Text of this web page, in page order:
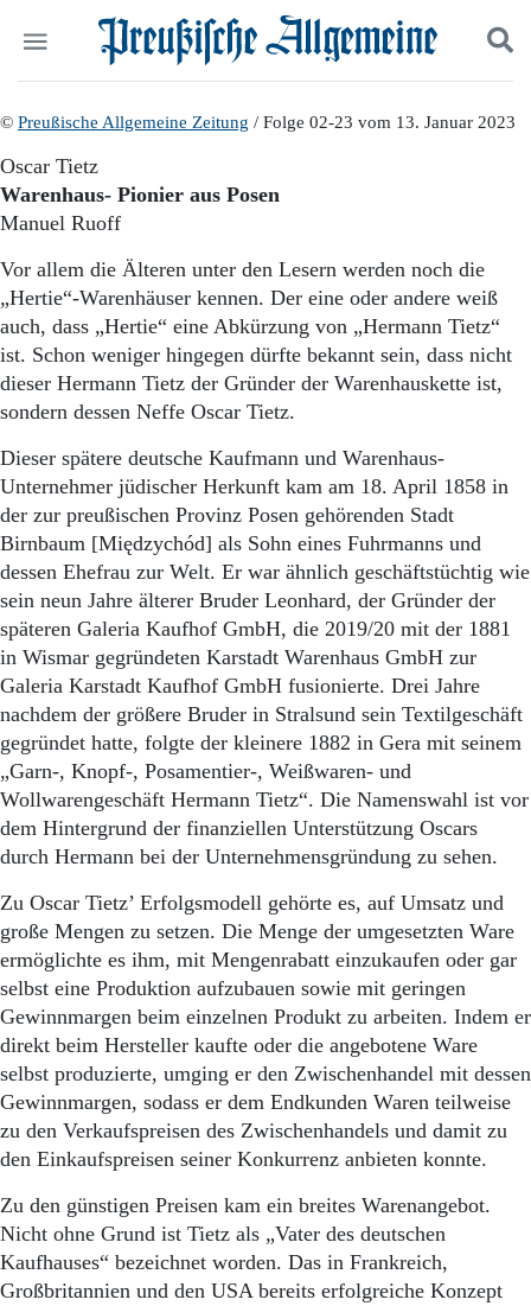
Start
Wer wir sind
Aktuelle Ausgabe
Abonnenten-Login
Abonnent werden
Abo Prämien
Archiv
Mediadaten
Politik
Panorama
Geschichte
Ostpreußen
Pommern
Berlin-Brandenburg
Schlesien
Danzig und Westpreußen
Kontakt
Impressum
Datenschutz
Suchen und finden
© Preußische Allgemeine Zeitung / Folge 02-23 vom 13. Januar 2023
Oscar Tietz
Warenhaus- Pionier aus Posen
Manuel Ruoff
Vor allem die Älteren unter den Lesern werden noch die
„Hertie“-Warenhäuser kennen. Der eine oder andere weiß
auch, dass „Hertie“ eine Abkürzung von „Hermann Tietz“
ist. Schon weniger hingegen dürfte bekannt sein, dass nicht
dieser Hermann Tietz der Gründer der Warenhauskette ist,
sondern dessen Neffe Oscar Tietz.
Dieser spätere deutsche Kaufmann und Warenhaus-
Unternehmer jüdischer Herkunft kam am 18. April 1858 in
der zur preußischen Provinz Posen gehörenden Stadt
Birnbaum [Międ­zychód] als Sohn eines Fuhr­manns und
dessen Ehefrau zur Welt. Er war ähnlich geschäftstüchtig wie
sein neun Jahre älterer Bruder Leonhard, der Gründer der
späteren Galeria Kaufhof GmbH, die 2019/20 mit der 1881
in Wismar gegründeten Karstadt Warenhaus GmbH zur
Galeria Karstadt Kaufhof GmbH fusionierte. Drei Jahre
nachdem der größere Bruder in Stralsund sein Textilgeschäft
gegründet hatte, folgte der kleinere 1882 in Gera mit seinem
„Garn-, Knopf-, Posamentier-, Weißwaren- und
Wollwarengeschäft Hermann Tietz“. Die Namenswahl ist vor
dem Hintergrund der finanziellen Unter­stützung Oscars
durch Hermann bei der Unternehmensgründung zu sehen.
Zu Oscar Tietz’ Erfolgsmodell gehörte es, auf Umsatz und
große Mengen zu setzen. Die Menge der umgesetzten Ware
ermöglichte es ihm, mit Mengenrabatt einzukaufen oder gar
selbst eine Produktion aufzubauen sowie mit geringen
Gewinnmargen beim einzelnen Produkt zu arbeiten. Indem er
direkt beim Hersteller kaufte oder die angebotene Ware
selbst produzierte, umging er den Zwischenhandel mit dessen
Gewinnmargen, sodass er dem Endkunden Waren teilweise
zu den Verkaufspreisen des Zwischenhandels und damit zu
den Einkaufspreisen seiner Konkurrenz anbieten konnte.
Zu den günstigen Preisen kam ein breites Warenangebot.
Nicht ohne Grund ist Tietz als „Vater des deutschen
Kaufhauses“ bezeichnet worden. Das in Frankreich,
Großbritannien und den USA bereits erfolgreiche Konzept